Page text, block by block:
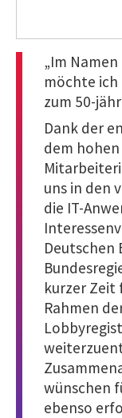
„Im
möchte ich
zum 50-
Dank der
dem
uns in den
die IT-
Deutschen
kurzer Zeit
Rahmen
wünschen
ebenso